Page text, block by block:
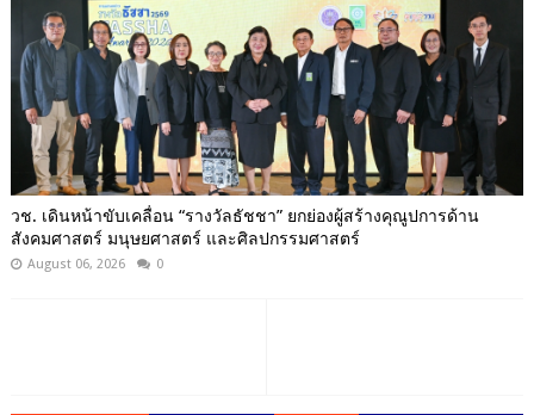
วช. เดินหน้าขับเคลื่อน “รางวัลธัชชา” ยกย่องผู้สร้างคุณูปการด้าน
สังคมศาสตร์ มนุษยศาสตร์ และศิลปกรรมศาสตร์
August 06, 2026 0